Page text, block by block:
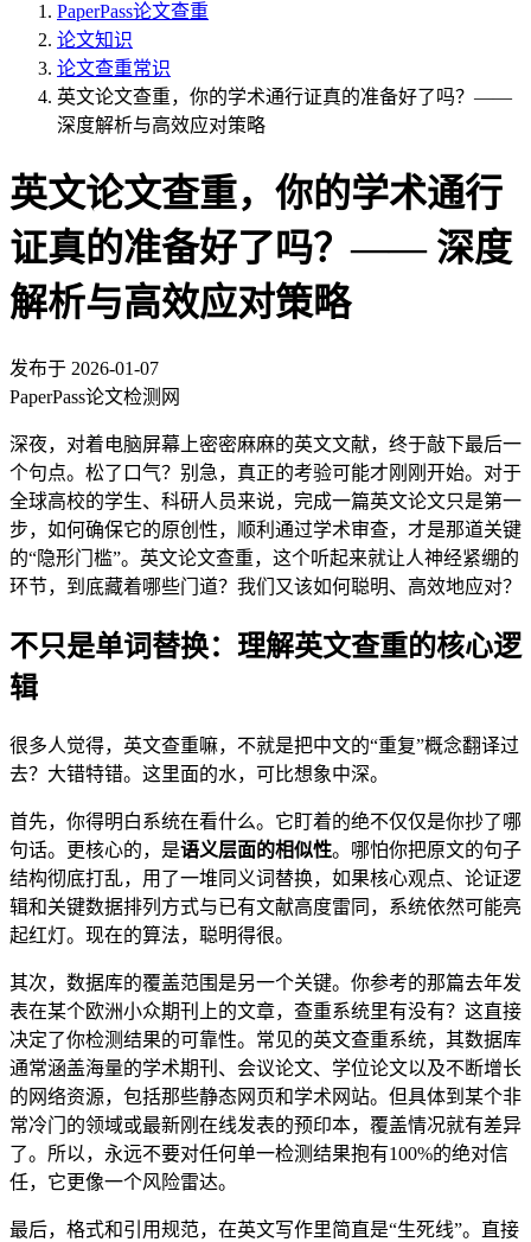
PaperPass论文查重
论文知识
论文查重常识
英文论文查重，你的学术通行证真的准备好了吗？——
深度解析与高效应对策略
英文论文查重，你的学术通行
证真的准备好了吗？—— 深度
解析与高效应对策略
发布于 2026-01-07
PaperPass论文检测网
深夜，对着电脑屏幕上密密麻麻的英文文献，终于敲下最后一
个句点。松了口气？别急，真正的考验可能才刚刚开始。对于
全球高校的学生、科研人员来说，完成一篇英文论文只是第一
步，如何确保它的原创性，顺利通过学术审查，才是那道关键
的“隐形门槛”。英文论文查重，这个听起来就让人神经紧绷的
环节，到底藏着哪些门道？我们又该如何聪明、高效地应对？
不只是单词替换：理解英文查重的核心逻
辑
很多人觉得，英文查重嘛，不就是把中文的“重复”概念翻译过
去？大错特错。这里面的水，可比想象中深。
首先，你得明白系统在看什么。它盯着的绝不仅仅是你抄了哪
句话。更核心的，是语义层面的相似性。哪怕你把原文的句子
结构彻底打乱，用了一堆同义词替换，如果核心观点、论证逻
辑和关键数据排列方式与已有文献高度雷同，系统依然可能亮
起红灯。现在的算法，聪明得很。
其次，数据库的覆盖范围是另一个关键。你参考的那篇去年发
表在某个欧洲小众期刊上的文章，查重系统里有没有？这直接
决定了你检测结果的可靠性。常见的英文查重系统，其数据库
通常涵盖海量的学术期刊、会议论文、学位论文以及不断增长
的网络资源，包括那些静态网页和学术网站。但具体到某个非
常冷门的领域或最新刚在线发表的预印本，覆盖情况就有差异
了。所以，永远不要对任何单一检测结果抱有100%的绝对信
任，它更像一个风险雷达。
最后，格式和引用规范，在英文写作里简直是“生死线”。直接